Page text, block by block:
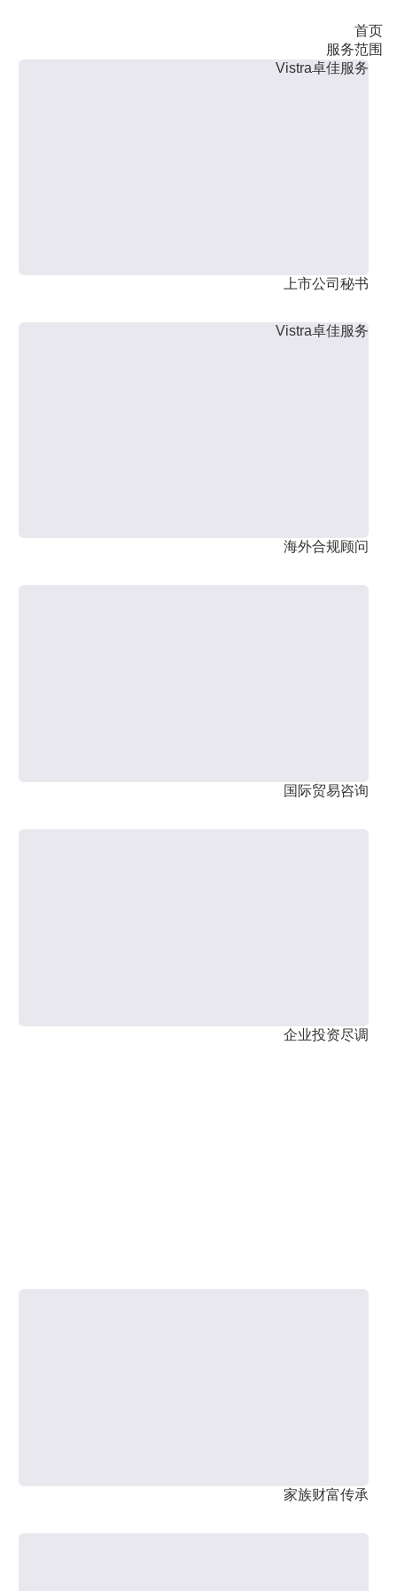
首页
服务范围
Vistra卓佳服务
上市公司秘书
Vistra卓佳服务
海外合规顾问
国际贸易咨询
企业投资尽调
家族财富传承